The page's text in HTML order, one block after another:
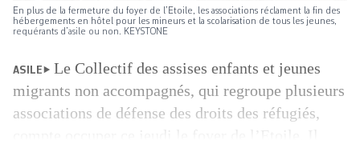
En plus de la fermeture du foyer de l’Etoile, les associations réclament la fin des
hébergements en hôtel pour les mineurs et la scolarisation de tous les jeunes,
requérants d’asile ou non. KEYSTONE
ASILE
Le Collectif des assises enfants et jeunes
migrants non accompagnés, qui regroupe plusieurs
associations de défense des droits des réfugiés,